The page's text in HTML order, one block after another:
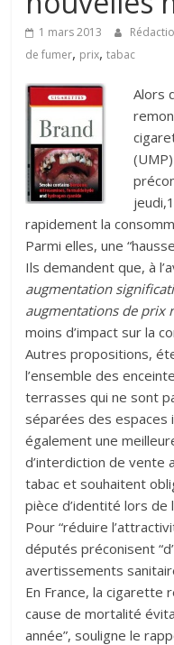
famille
1 mars 2013
de fumer, prix,tabac
Alors
rapidement la
Parmi elles, une
Ils demandent que, à
augmentation
augmentations de prix
moins d’impact sur la
Autres propositions,
l’ensemble des
terrasses qui ne sont
séparées des espaces
également une
d’interdiction de vente
tabac et souhaitent
pièce d’identité lors de
Pour “réduire
députés préconisent
avertissements
En France, la cigarette
cause de mortalité
année”, souligne le